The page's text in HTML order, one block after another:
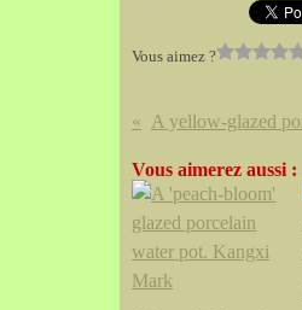
Vous aimez ?
Vous aimerez aussi :